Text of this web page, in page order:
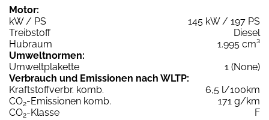
Motor:
kW / PS
145 kW / 197 PS
Treibstoff
Diesel
Hubraum
1.995 cm³
Umweltnormen:
Umweltplakette
1 (None)
Verbrauch und Emissionen nach WLTP:
Kraftstoffverbr. komb.
6,5 l/100km
CO2-Emissionen komb.
171 g/km
CO2-Klasse
F